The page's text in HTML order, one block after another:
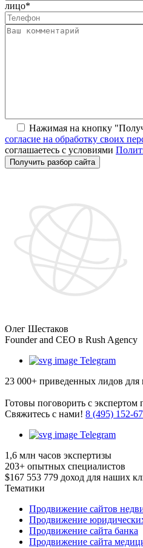
лицо*
Нажимая на кнопку
согласие на обработку своих
соглашаетесь с условиями
Получить разбор сайта
Олег Шестаков
Founder and CEO в Rush Agency
Telegram
23 000+ приведенных лидов для
Готовы поговорить с экспертом
Cвяжитесь с нами! 8 (495) 152-
Telegram
1,6 млн часов экспертизы
203+ опытных специалистов
$167 553 779 доход для наших
Тематики
Продвижение сайтов
Продвижение
Продвижение сайта банка
Продвижение сайта